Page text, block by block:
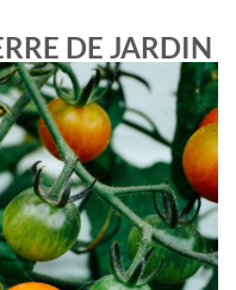
DE JARDIN